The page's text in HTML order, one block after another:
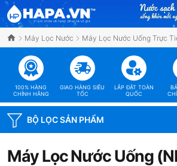
Máy Lọc Nước Máy Lọc Nước Uống Trực
100% HÀNG
CHÍNH HÃNG
GIAO HÀNG SIÊU
TỐC
LẮP ĐẶT TOÀN
QUỐC
BỘ LỌC SẢN PHẨM
Máy Lọc Nước Uống